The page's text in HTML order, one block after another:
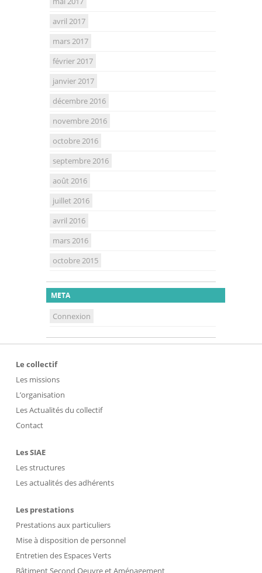
avril 2017
mars 2017
février 2017
janvier 2017
décembre 2016
novembre 2016
octobre 2016
septembre 2016
août 2016
juillet 2016
avril 2016
mars 2016
octobre 2015
META
Connexion
Le collectif
Les missions
L’organisation
Les Actualités du collectif
Contact
Les SIAE
Les structures
Les actualités des adhérents
Les prestations
Prestations aux particuliers
Mise à disposition de personnel
Entretien des Espaces Verts
Bâtiment Second Oeuvre et Aménagement